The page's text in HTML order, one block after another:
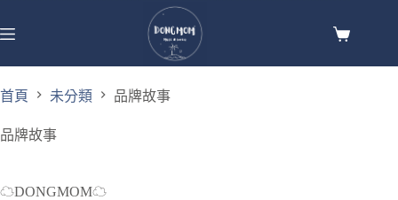
首頁 未分類 品牌故事
品牌故事
☁DONGMOM☁